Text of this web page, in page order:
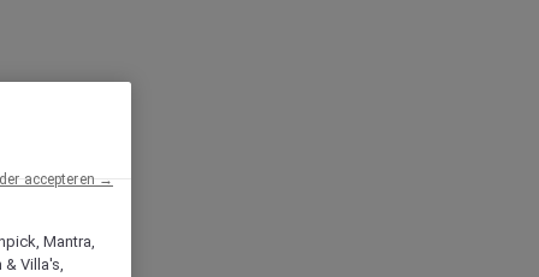
Mantra,
& Villa's,
accepteren →